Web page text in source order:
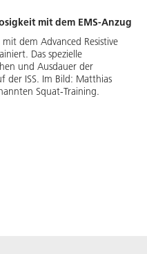
mit dem EMS-Anzug
dem Advanced Resistive
Das spezielle
und Ausdauer der
der ISS. Im Bild: Matthias
Squat-Training.